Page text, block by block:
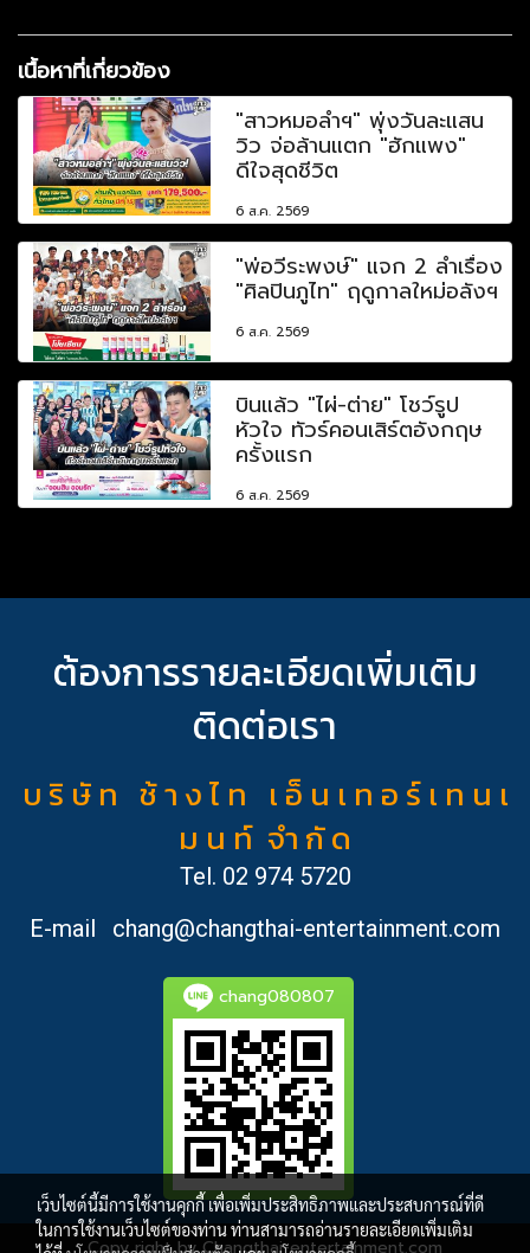
เนื้อหาที่เกี่ยวข้อง
"สาวหมอลำฯ" พุ่งวันละแสน
วิว จ่อล้านแตก "ฮักแพง"
ดีใจสุดชีวิต
6 ส.ค. 2569
"พ่อวีระพงษ์" แจก 2 ลำเรื่อง
"ศิลปินภูไท" ฤดูกาลใหม่อลังฯ
6 ส.ค. 2569
บินแล้ว "ไผ่-ต่าย" โชว์รูป
หัวใจ ทัวร์คอนเสิร์ตอังกฤษ
ครั้งแรก
6 ส.ค. 2569
ต้องการรายละเอียดเพิ่มเติม
ติดต่อเรา
บ ริ ษั ท ช้ า ง ไ ท เ อ็ น เ ท อ ร์ เ ท น เ
ม น ท์ จำ กั ด
Tel. 02 974 5720
E-mail
chang@changthai-entertainment.com
chang080807
Copy right by Changthai-entertainment.com
เว็บไซต์นี้มีการใช้งานคุกกี้ เพื่อเพิ่มประสิทธิภาพและประสบการณ์ที่ดี
ในการใช้งานเว็บไซต์ของท่าน ท่านสามารถอ่านรายละเอียดเพิ่มเติม